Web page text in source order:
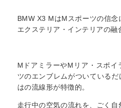
BMW X3 MはMスポーツの信念
エクステリア・インテリアの融
MドアミラーやMリア・スポ
ツのエンブレムがついている
はの流線形が特徴的。
走行中の空気の流れを、ごく